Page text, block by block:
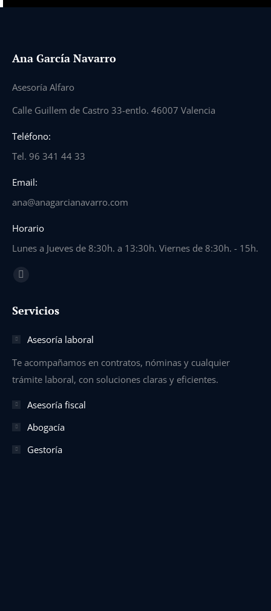
Ana García Navarro
Asesoría Alfaro
Calle Guillem de Castro 33-entlo. 46007 Valencia
Teléfono:
Tel. 96 341 44 33
Email:
ana@anagarcianavarro.com
Horario
Lunes a Jueves de 8:30h. a 13:30h. Viernes de 8:30h. - 15h.
Find us on:
Mail
opens
new
window
Servicios
Asesoría laboral
Te acompañamos en contratos, nóminas y cualquier
trámite laboral, con soluciones claras y eficientes.
Asesoría fiscal
Abogacía
Gestoría